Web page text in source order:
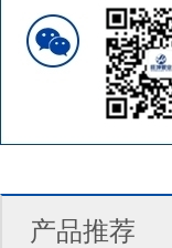
产品推荐